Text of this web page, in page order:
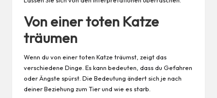
Von einer toten Katze
träumen
Wenn du von einer toten Katze träumst, zeigt das
verschiedene Dinge. Es kann bedeuten, dass du Gefahren
oder Ängste spürst. Die Bedeutung ändert sich je nach
deiner Beziehung zum Tier und wie es starb.